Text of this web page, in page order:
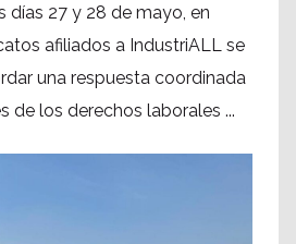
días 27 y 28 de mayo, en
afiliados a IndustriALL se
una respuesta coordinada
de los derechos laborales ...